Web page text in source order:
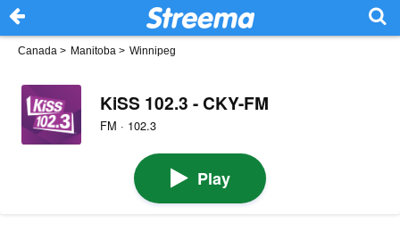
Canada > Manitoba > Winnipeg
KiSS 102.3 - CKY-FM
FM · 102.3
Play